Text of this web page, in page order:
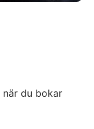
när du bokar